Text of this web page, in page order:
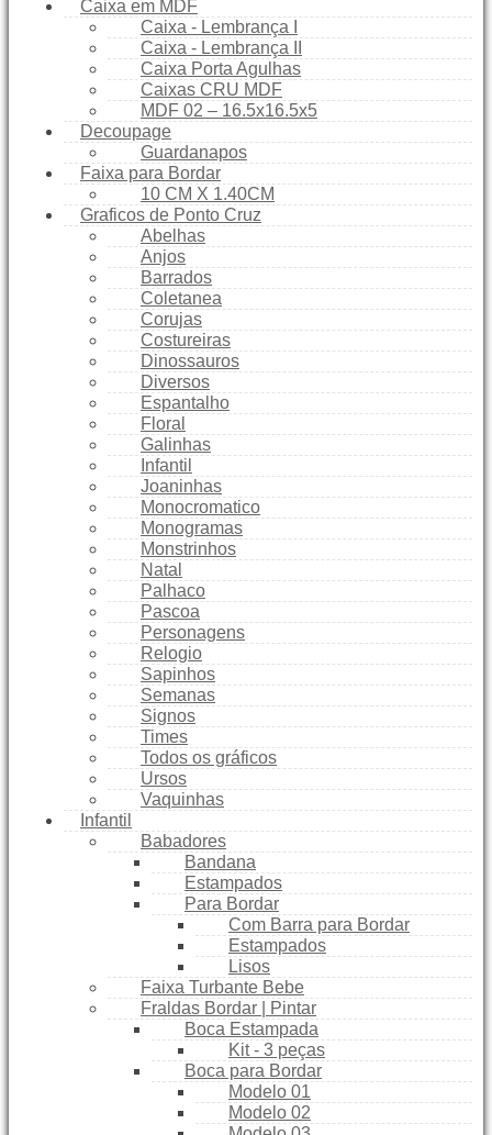
Caixa em MDF
Caixa - Lembrança I
Caixa - Lembrança II
Caixa Porta Agulhas
Caixas CRU MDF
MDF 02 – 16.5x16.5x5
Decoupage
Guardanapos
Faixa para Bordar
10 CM X 1.40CM
Graficos de Ponto Cruz
Abelhas
Anjos
Barrados
Coletanea
Corujas
Costureiras
Dinossauros
Diversos
Espantalho
Floral
Galinhas
Infantil
Joaninhas
Monocromatico
Monogramas
Monstrinhos
Natal
Palhaco
Pascoa
Personagens
Relogio
Sapinhos
Semanas
Signos
Times
Todos os gráficos
Ursos
Vaquinhas
Infantil
Babadores
Bandana
Estampados
Para Bordar
Com Barra para Bordar
Estampados
Lisos
Faixa Turbante Bebe
Fraldas Bordar | Pintar
Boca Estampada
Kit - 3 peças
Boca para Bordar
Modelo 01
Modelo 02